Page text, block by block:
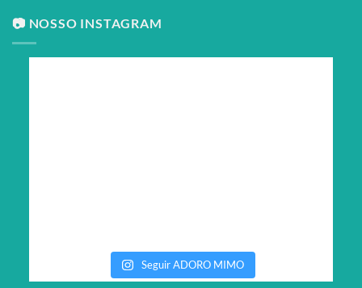
📷 NOSSO INSTAGRAM
Seguir ADORO MIMO